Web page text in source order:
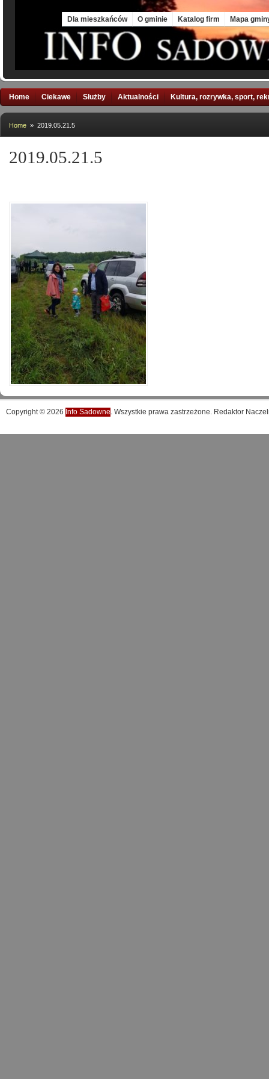
Dla mieszkańców O gminie Katalog firm Mapa
Home Ciekawe Służby Aktualności Kultura, rozrywka, sport,
Home » 2019.05.21.5
2019.05.21.5
Copyright © 2026 Info Sadowne. Wszystkie prawa zastrzeżone. Redaktor